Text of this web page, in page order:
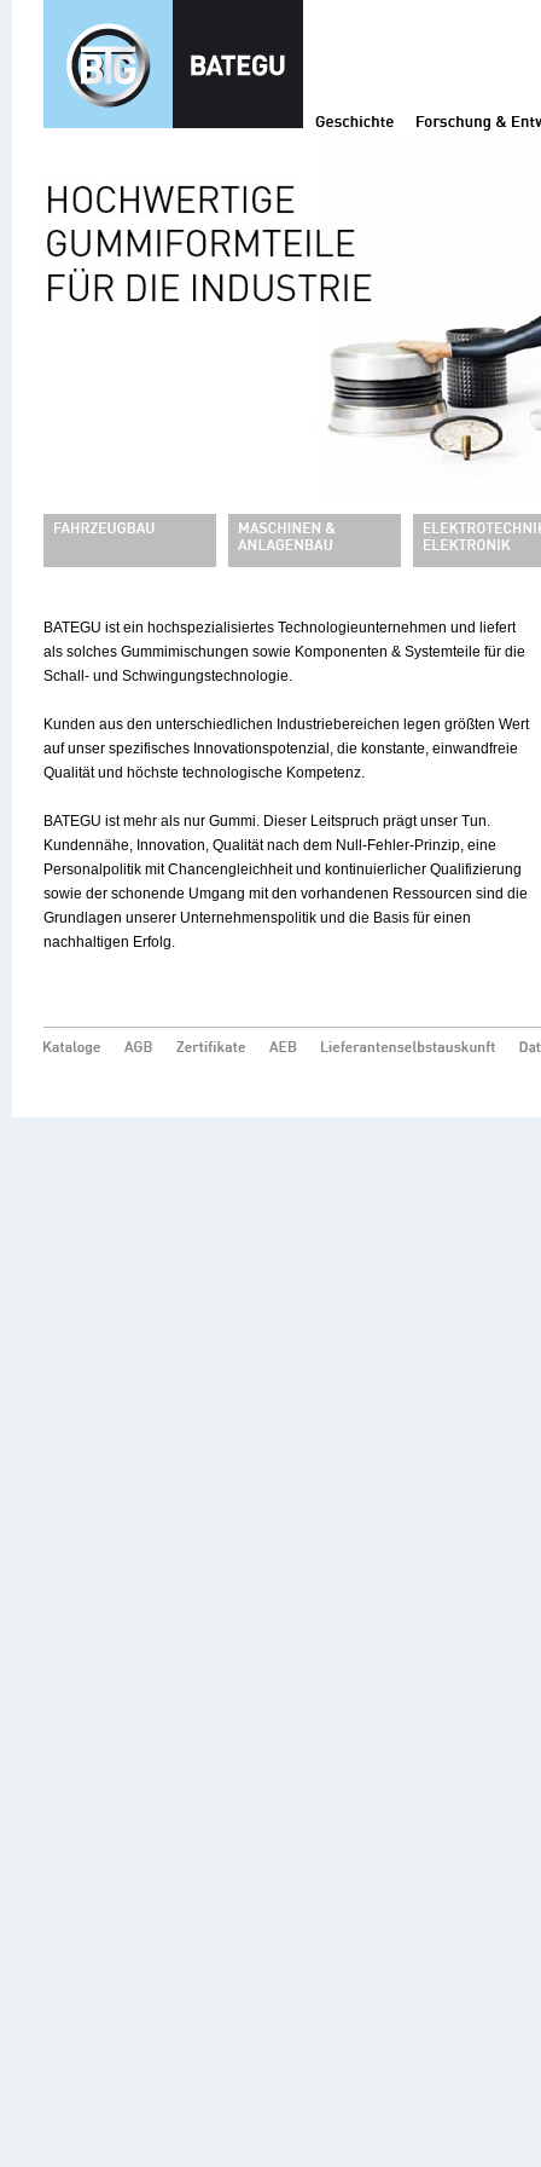
BATEGU ist ein hochspezialisiertes Technologieunternehmen und liefert
als solches Gummimischungen sowie Komponenten & Systemteile für die
Schall- und Schwingungstechnologie.
Kunden aus den unterschiedlichen Industriebereichen legen größten Wert
auf unser spezifisches Innovationspotenzial, die konstante, einwandfreie
Qualität und höchste technologische Kompetenz.
BATEGU ist mehr als nur Gummi. Dieser Leitspruch prägt unser Tun.
Kundennähe, Innovation, Qualität nach dem Null-Fehler-Prinzip, eine
Personalpolitik mit Chancengleichheit und kontinuierlicher Qualifizierung
sowie der schonende Umgang mit den vorhandenen Ressourcen sind die
Grundlagen unserer Unternehmenspolitik und die Basis für einen
nachhaltigen Erfolg.